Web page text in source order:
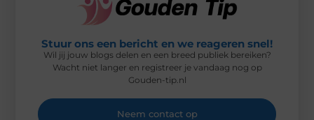
Stuur ons een bericht en we reageren snel!
Wil jij jouw blogs delen en een breed publiek bereiken?
Wacht niet langer en registreer je vandaag nog op
Gouden-tip.nl
Neem contact op